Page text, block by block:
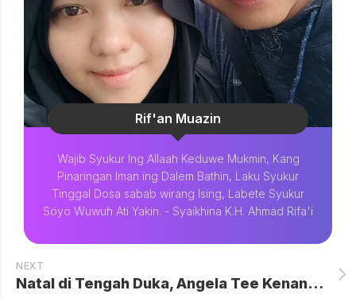
Rif'an Muazin
Wajib Syukur Ing Allaah Keduwe Mukmin, Kang
Pinaringan Iman ing Dalem Bathin, Laku Syukur
Tinggal Dosa sabab wirang Ising, Labete Syukur
Soyo Wuwuh Ati Yakin. - Syaikhina K.H. Ahmad Rifa'i
NEXT
Natal di Tengah Duka, Angela Tee Kenang Ibunda yang Baru Berpulang